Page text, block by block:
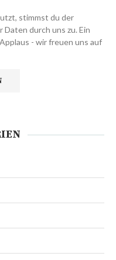
stimmst du der
durch uns zu. Ein
- wir freuen uns auf